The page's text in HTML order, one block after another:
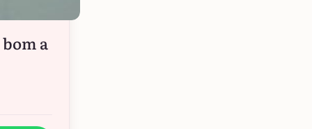
a